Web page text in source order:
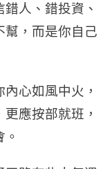
人、錯投資、
幫，而是你自己
心如風中火，
應按部就班，